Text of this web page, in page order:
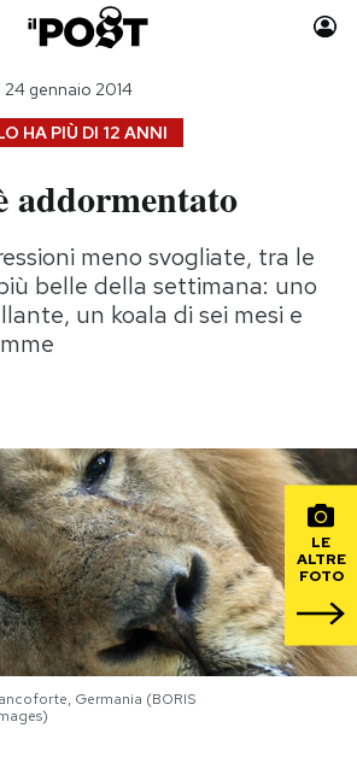
Auto
Moda
Consumismi
Storie/Idee
Altrecose
Mondiali calcio 2026
HA PIÙ DI 12 ANNI
24 gennaio 2014
addormentato
meno svogliate, tra le
belle della settimana: uno
un koala di sei mesi e
LE
ALTRE
FOTO
Germania (BORIS